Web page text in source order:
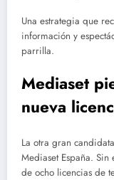
Una estrategia que
información y
parrilla.
Mediaset
nueva
La otra gran
Mediaset España.
de ocho licencias de